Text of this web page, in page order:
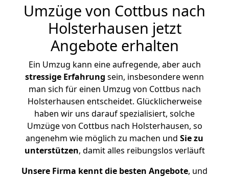
Umzüge von Cottbus nach
Holsterhausen jetzt
Angebote erhalten
Ein Umzug kann eine aufregende, aber auch
stressige Erfahrung sein, insbesondere wenn
man sich für einen Umzug von Cottbus nach
Holsterhausen entscheidet. Glücklicherweise
haben wir uns darauf spezialisiert, solche
Umzüge von Cottbus nach Holsterhausen, so
angenehm wie möglich zu machen und Sie zu
unterstützen, damit alles reibungslos verläuft
Unsere Firma kennt die besten Angebote, und